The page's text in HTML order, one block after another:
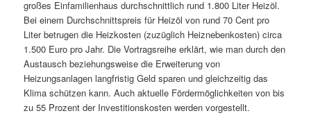
großes Einfamilienhaus durchschnittlich rund 1.800 Liter Heizöl.
Bei einem Durchschnittspreis für Heizöl von rund 70 Cent pro
Liter betrugen die Heizkosten (zuzüglich Heiznebenkosten) circa
1.500 Euro pro Jahr. Die Vortragsreihe erklärt, wie man durch den
Austausch beziehungsweise die Erweiterung von
Heizungsanlagen langfristig Geld sparen und gleichzeitig das
Klima schützen kann. Auch aktuelle Fördermöglichkeiten von bis
zu 55 Prozent der Investitionskosten werden vorgestellt.